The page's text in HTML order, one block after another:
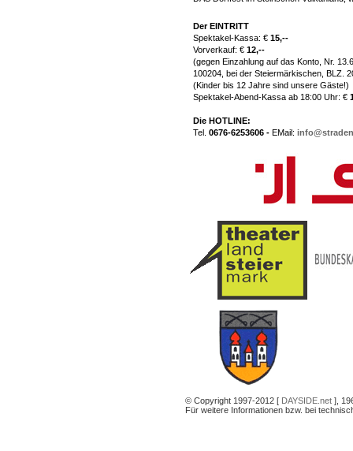
Der EINTRITT
Spektakel-Kassa: € 15,--
Vorverkauf: € 12,--
(gegen Einzahlung auf das Konto, Nr.
100204, bei der Steiermärkischen, BLZ.
(Kinder bis 12 Jahre sind unsere Gäste!)
Spektakel-Abend-Kassa ab 18:00 Uhr: €
Die HOTLINE:
Tel. 0676-6253606 - EMail:
© Copyright 1997-2012 [ DAYSIDE.net ],
Für weitere Informationen bzw. bei